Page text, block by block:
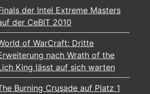
der Intel Extreme Masters
der CeBIT 2010
of WarCraft: Dritte
nach Wrath of the
King lässt auf sich warten
Burning Crusade auf Platz 1